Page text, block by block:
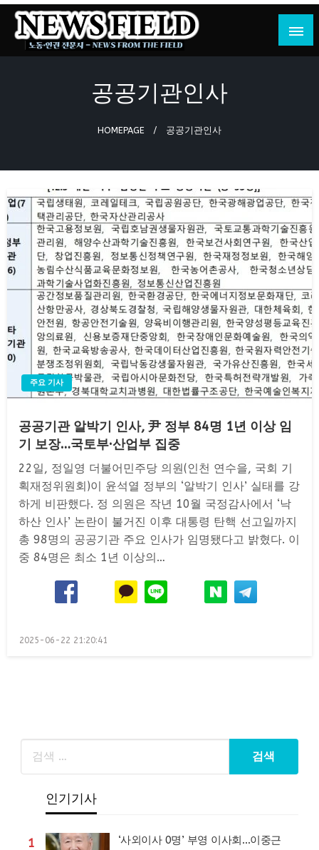
Skip
content
뉴스필드
노동·인권 전문지
공공기관인사
HOMEPAGE 공공기관인사
주요 기사
공공기관 알박기 인사, 尹 정부 84명 1년 이상 임
기 보장…국토부·산업부 집중
22일, 정일영 더불어민주당 의원(인천 연수을, 국회 기
획재정위원회)이 윤석열 정부의 ‘알박기 인사’ 실태를 강
하게 비판했다. 정 의원은 작년 10월 국정감사에서 ‘낙
하산 인사’ 논란이 불거진 이후 대통령 탄핵 선고일까지
총 98명의 공공기관 주요 인사가 임명됐다고 밝혔다. 이
중 84명은 최소 1년 이상의…
Posted
2025-06-22 21:20:41
인기기사
1
‘사외이사 0명’ 부영 이사회…이중근